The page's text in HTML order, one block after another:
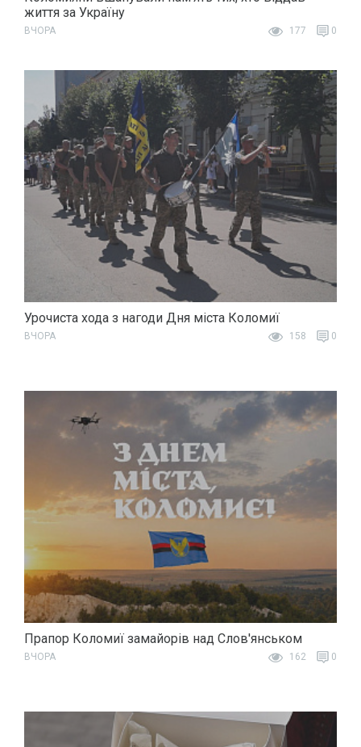
життя за Україну
ВЧОРА 177 0
Урочиста хода з нагоди Дня міста Коломиї
ВЧОРА 158 0
Прапор Коломиї замайорів над Слов'янськом
ВЧОРА 162 0